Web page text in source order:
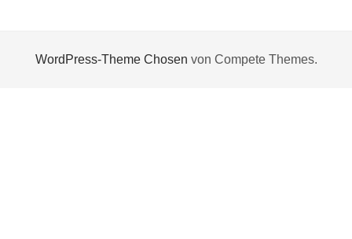
WordPress-Theme Chosen von Compete Themes.